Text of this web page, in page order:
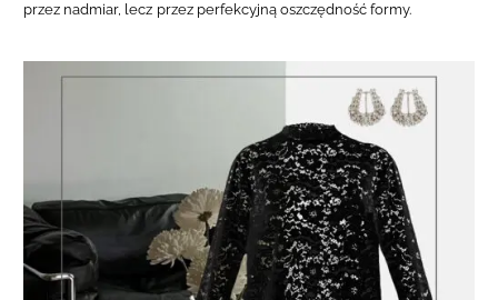
przez nadmiar, lecz przez perfekcyjną oszczędność formy.